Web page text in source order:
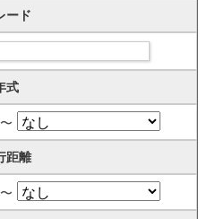
ード
式
〜
距離
〜